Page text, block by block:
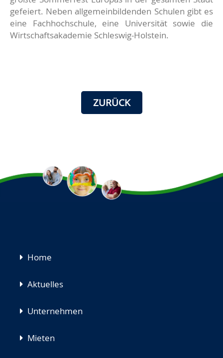
gefeiert. Neben allgemeinbildenden Schulen gibt es
eine Fachhochschule, eine Universität sowie die
Wirtschaftsakademie Schleswig-Holstein.
ZURÜCK
Navigation
Home
Aktuelles
Unternehmen
Mieten